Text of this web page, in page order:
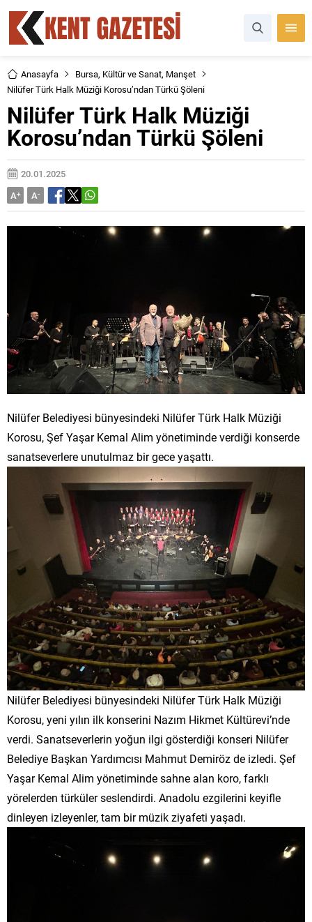
Anasayfa Bursa, Kültür ve Sanat, Manşet
Nilüfer Türk Halk Müziği Korosu’ndan Türkü Şöleni
Nilüfer Türk Halk Müziği
Korosu’ndan Türkü Şöleni
20.01.2025
A+ A-
Nilüfer Belediyesi bünyesindeki Nilüfer Türk Halk Müziği
Korosu, Şef Yaşar Kemal Alim yönetiminde verdiği konserde
sanatseverlere unutulmaz bir gece yaşattı.
Nilüfer Belediyesi bünyesindeki Nilüfer Türk Halk Müziği
Korosu, yeni yılın ilk konserini Nazım Hikmet Kültürevi’nde
verdi. Sanatseverlerin yoğun ilgi gösterdiği konseri Nilüfer
Belediye Başkan Yardımcısı Mahmut Demiröz de izledi. Şef
Yaşar Kemal Alim yönetiminde sahne alan koro, farklı
yörelerden türküler seslendirdi. Anadolu ezgilerini keyifle
dinleyen izleyenler, tam bir müzik ziyafeti yaşadı.